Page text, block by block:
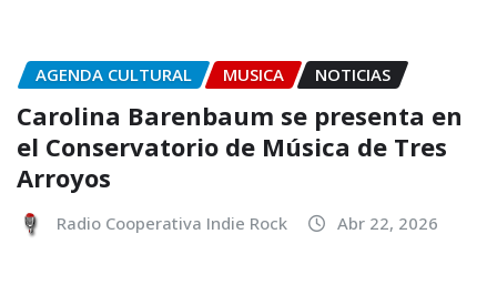
AGENDA CULTURAL MUSICA NOTICIAS
Carolina Barenbaum se presenta en
el Conservatorio de Música de Tres
Arroyos
Radio Cooperativa Indie Rock Abr 22, 2026